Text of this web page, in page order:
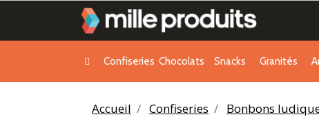
Confiseries Chocolats Snacks Granités
Accueil Confiseries Bonbons